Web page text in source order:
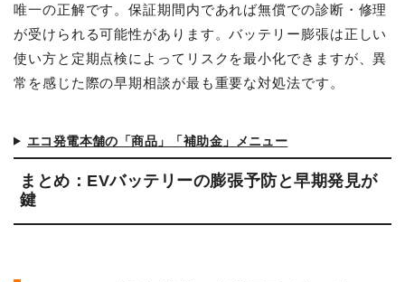
唯一の正解です。保証期間内であれば無償での診断・修理
が受けられる可能性があります。バッテリー膨張は正しい
使い方と定期点検によってリスクを最小化できますが、異
常を感じた際の早期相談が最も重要な対処法です。
エコ発電本舗の「商品」「補助金」メニュー
まとめ：EVバッテリーの膨張予防と早期発見が
鍵